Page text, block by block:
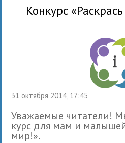
Конкурс
31 октября 2014, 17:45
Уважаемые читатели!
курс для мам и
мир!».